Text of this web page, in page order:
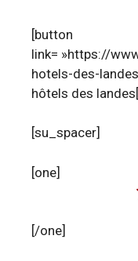
[button
link= »https://
hotels-des-
hôtels des
[su_spacer]
[one]
[/one]